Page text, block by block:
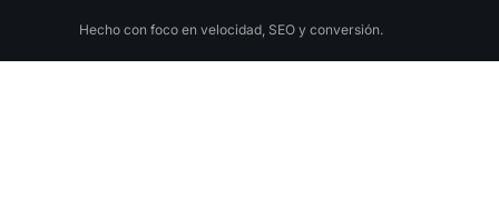
Hecho con foco en velocidad, SEO y conversión.